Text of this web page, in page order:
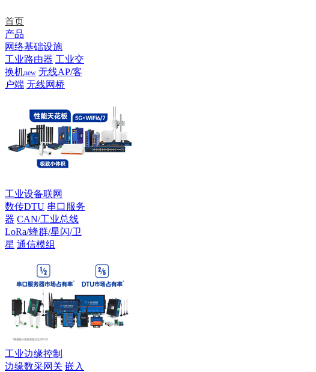
首页
产品
网络基础设施
工业路由器 工业交
换机new 无线AP/客
户端 无线网桥
工业设备联网
数传DTU 串口服务
器 CAN/工业总线
LoRa/蜂群/星闪/卫
星 通信模组
工业边缘控制
边缘数采网关 嵌入